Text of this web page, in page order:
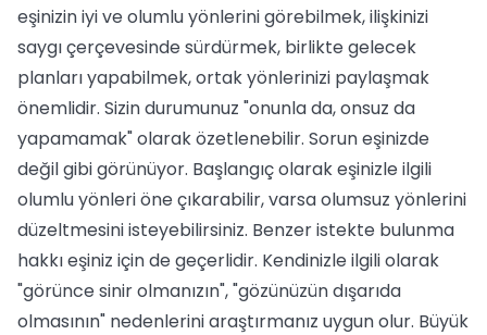
eşinizin iyi ve olumlu yönlerini görebilmek, ilişkinizi
saygı çerçevesinde sürdürmek, birlikte gelecek
planları yapabilmek, ortak yönlerinizi paylaşmak
önemlidir. Sizin durumunuz "onunla da, onsuz da
yapamamak" olarak özetlenebilir. Sorun eşinizde
değil gibi görünüyor. Başlangıç olarak eşinizle ilgili
olumlu yönleri öne çıkarabilir, varsa olumsuz yönlerini
düzeltmesini isteyebilirsiniz. Benzer istekte bulunma
hakkı eşiniz için de geçerlidir. Kendinizle ilgili olarak
"görünce sinir olmanızın", "gözünüzün dışarıda
olmasının" nedenlerini araştırmanız uygun olur. Büyük